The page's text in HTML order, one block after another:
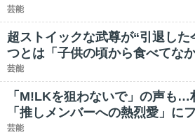
芸能
超ストイックな武尊が“引退し
つとは「子供の頃から食べてなか
芸能
「M!LKを狙わないで」の声も…
「推しメンバーへの熱烈愛」に
芸能